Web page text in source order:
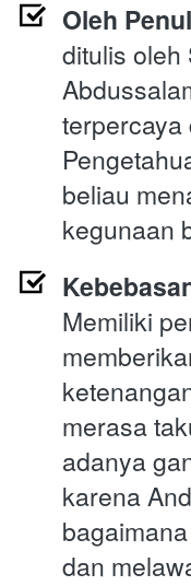
Oleh
ditulis oleh
terpercaya
beliau
kegunaan
Memiliki
merasa
adanya
karena
dan